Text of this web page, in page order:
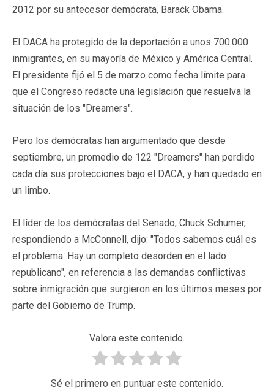
2012 por su antecesor demócrata, Barack Obama.
El DACA ha protegido de la deportación a unos 700.000
inmigrantes, en su mayoría de México y América Central.
El presidente fijó el 5 de marzo como fecha límite para
que el Congreso redacte una legislación que resuelva la
situación de los "Dreamers".
Pero los demócratas han argumentado que desde
septiembre, un promedio de 122 "Dreamers" han perdido
cada día sus protecciones bajo el DACA, y han quedado en
un limbo.
El líder de los demócratas del Senado, Chuck Schumer,
respondiendo a McConnell, dijo: "Todos sabemos cuál es
el problema. Hay un completo desorden en el lado
republicano", en referencia a las demandas conflictivas
sobre inmigración que surgieron en los últimos meses por
parte del Gobierno de Trump.
Valora este contenido.
Sé el primero en puntuar este contenido.